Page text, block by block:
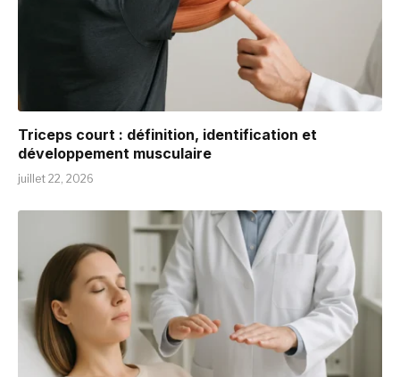
Triceps court : définition, identification et
développement musculaire
juillet 22, 2026